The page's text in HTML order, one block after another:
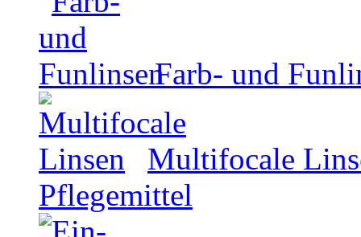
Farb- und
Multifocale
Pflegemittel